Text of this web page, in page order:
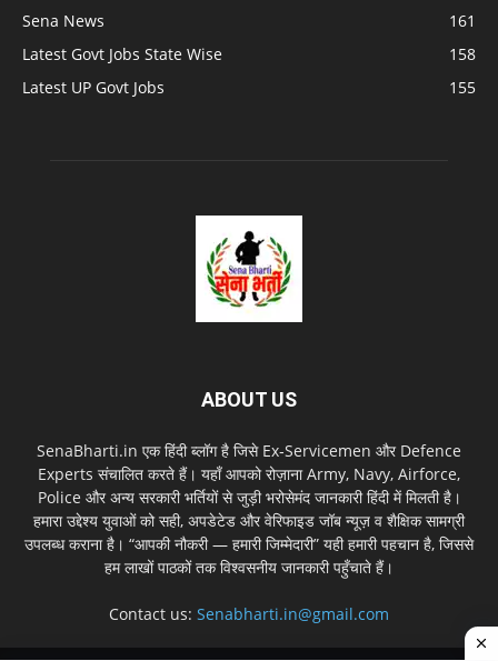
Sena News
161
Latest Govt Jobs State Wise
158
Latest UP Govt Jobs
155
ABOUT US
SenaBharti.in एक हिंदी ब्लॉग है जिसे Ex‑Servicemen और Defence
Experts संचालित करते हैं। यहाँ आपको रोज़ाना Army, Navy, Airforce,
Police और अन्य सरकारी भर्तियों से जुड़ी भरोसेमंद जानकारी हिंदी में मिलती है।
हमारा उद्देश्य युवाओं को सही, अपडेटेड और वेरिफाइड जॉब न्यूज़ व शैक्षिक सामग्री
उपलब्ध कराना है। “आपकी नौकरी — हमारी जिम्मेदारी” यही हमारी पहचान है, जिससे
हम लाखों पाठकों तक विश्वसनीय जानकारी पहुँचाते हैं।
Contact us: Senabharti.in@gmail.com